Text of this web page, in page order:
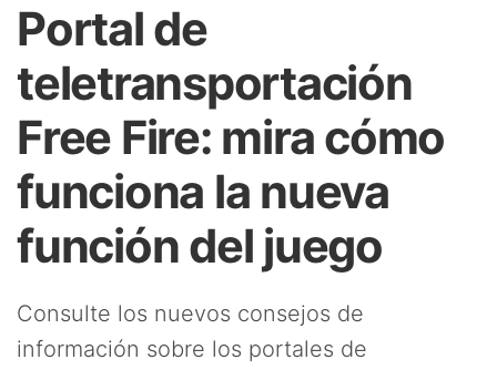
Portal de
teletransportación
Free Fire: mira cómo
funciona la nueva
función del juego
Consulte los nuevos consejos de
información sobre los portales de